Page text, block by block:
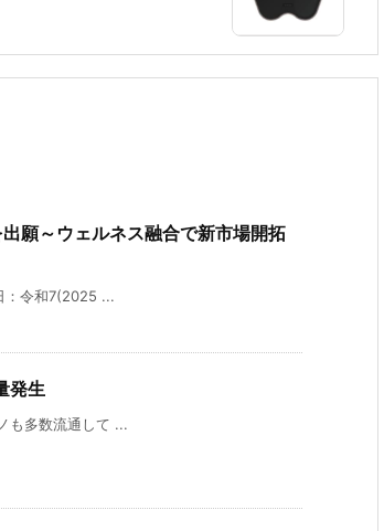
願～ウェルネス融合で新市場開拓
：令和7(2025 ...
発生
も多数流通して ...